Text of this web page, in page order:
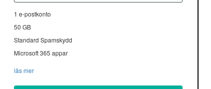
1 e-postkonto
50 GB
Standard Spamskydd
Microsoft 365 appar
läs mer